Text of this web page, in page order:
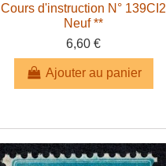
Cours d'instruction N° 139CI2
Neuf **
6,60 €
Ajouter au panier